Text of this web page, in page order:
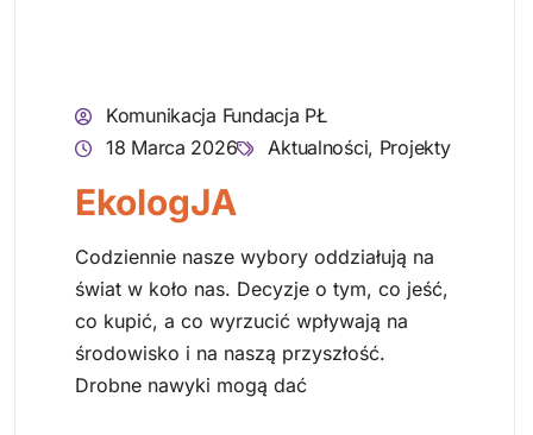
Komunikacja Fundacja PŁ
18 Marca 2026
Aktualności, Projekty
EkologJA
Codziennie nasze wybory oddziałują na
świat w koło nas. Decyzje o tym, co jeść,
co kupić, a co wyrzucić wpływają na
środowisko i na naszą przyszłość.
Drobne nawyki mogą dać